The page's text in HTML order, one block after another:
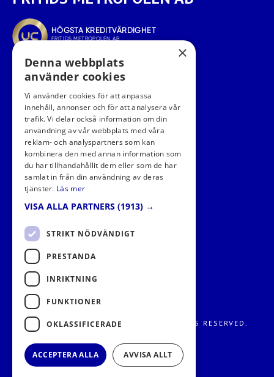
FÖLJ OSS I SOCIALA MEDIER
FRITIDS METROPOLEN AB 2026. ALL RIGHTS RESERVED.
×
Denna webbplats
använder cookies
Vi använder cookies för att anpassa
innehåll, annonser och för att analysera vår
trafik. Vi delar också information om din
användning av vår webbplats med våra
reklam- och analyspartners som kan
kombinera den med annan information som
du har tillhandahållit dem eller som de har
samlat in från din användning av deras
tjänster. Läs mer
VISA ALLA PARTNERS (1913) →
STRIKT NÖDVÄNDIGT
PRESTANDA
INRIKTNING
FUNKTIONER
OKLASSIFICERADE
ACCEPTERA ALLA AVVISA ALLT